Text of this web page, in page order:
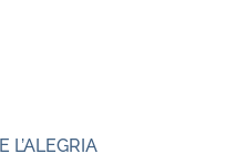
L’ALEGRIA